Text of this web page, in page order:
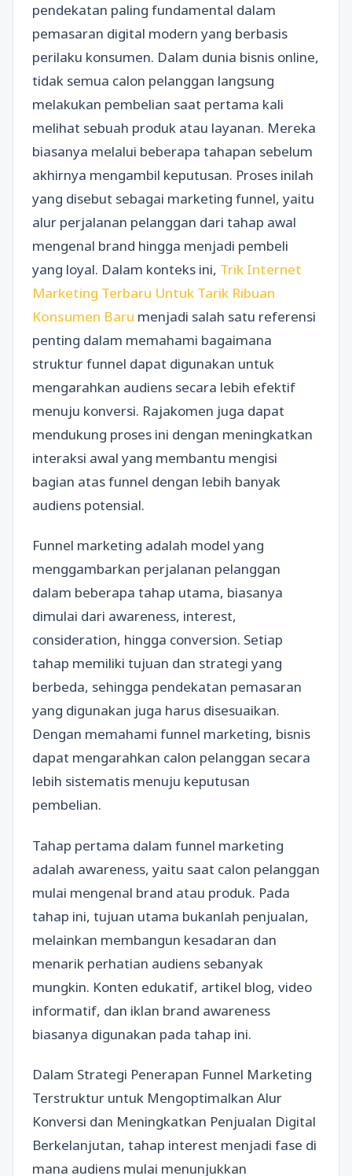
pendekatan paling fundamental dalam
pemasaran digital modern yang berbasis
perilaku konsumen. Dalam dunia bisnis online,
tidak semua calon pelanggan langsung
melakukan pembelian saat pertama kali
melihat sebuah produk atau layanan. Mereka
biasanya melalui beberapa tahapan sebelum
akhirnya mengambil keputusan. Proses inilah
yang disebut sebagai marketing funnel, yaitu
alur perjalanan pelanggan dari tahap awal
mengenal brand hingga menjadi pembeli
yang loyal. Dalam konteks ini, Trik Internet
Marketing Terbaru Untuk Tarik Ribuan
Konsumen Baru menjadi salah satu referensi
penting dalam memahami bagaimana
struktur funnel dapat digunakan untuk
mengarahkan audiens secara lebih efektif
menuju konversi. Rajakomen juga dapat
mendukung proses ini dengan meningkatkan
interaksi awal yang membantu mengisi
bagian atas funnel dengan lebih banyak
audiens potensial.
Funnel marketing adalah model yang
menggambarkan perjalanan pelanggan
dalam beberapa tahap utama, biasanya
dimulai dari awareness, interest,
consideration, hingga conversion. Setiap
tahap memiliki tujuan dan strategi yang
berbeda, sehingga pendekatan pemasaran
yang digunakan juga harus disesuaikan.
Dengan memahami funnel marketing, bisnis
dapat mengarahkan calon pelanggan secara
lebih sistematis menuju keputusan
pembelian.
Tahap pertama dalam funnel marketing
adalah awareness, yaitu saat calon pelanggan
mulai mengenal brand atau produk. Pada
tahap ini, tujuan utama bukanlah penjualan,
melainkan membangun kesadaran dan
menarik perhatian audiens sebanyak
mungkin. Konten edukatif, artikel blog, video
informatif, dan iklan brand awareness
biasanya digunakan pada tahap ini.
Dalam Strategi Penerapan Funnel Marketing
Terstruktur untuk Mengoptimalkan Alur
Konversi dan Meningkatkan Penjualan Digital
Berkelanjutan, tahap interest menjadi fase di
mana audiens mulai menunjukkan